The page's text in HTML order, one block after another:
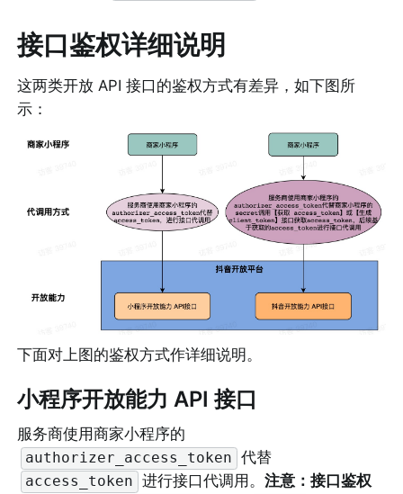
接口鉴权详细说明
这两类开放 API 接口的鉴权方式有差异，如下图所
示：
下面对上图的鉴权方式作详细说明。
小程序开放能力 API 接口
服务商使用商家小程序的
authorizer_access_token 代替
access_token 进行接口代调用。 注意：接口鉴权